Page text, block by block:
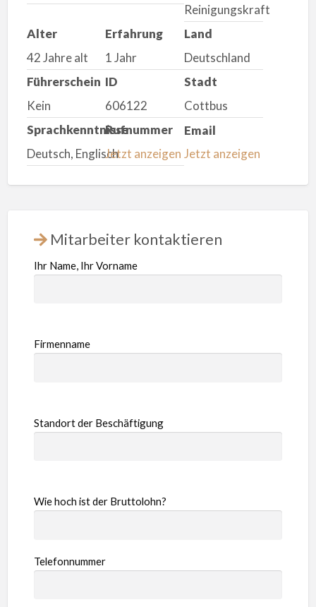
Reinigungskraft
Alter
42 Jahre alt
Erfahrung
1 Jahr
Land
Deutschland
Führerschein
Kein
ID
606122
Stadt
Cottbus
Sprachkenntnisse
Deutsch, Englisch
Rufnummer
Jetzt anzeigen
Email
Jetzt anzeigen
Mitarbeiter kontaktieren
Ihr Name, Ihr Vorname
Firmenname
Standort der Beschäftigung
Wie hoch ist der Bruttolohn?
Telefonnummer